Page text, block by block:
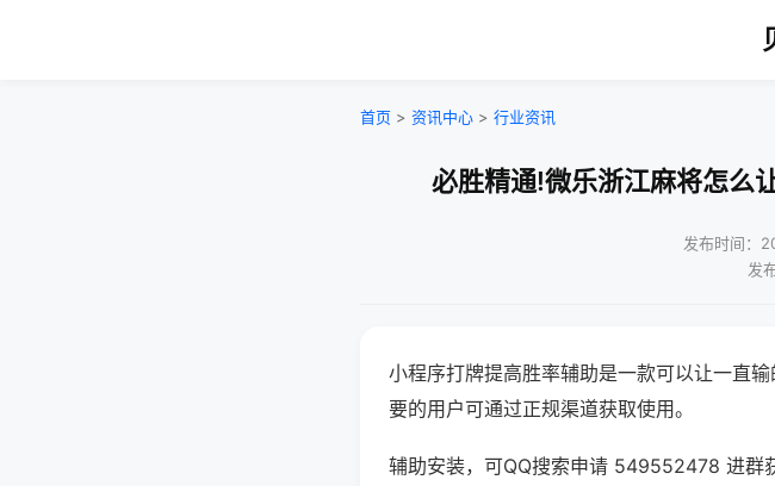
首页 > 资讯中心 > 行业资讯
必胜精通!微乐浙江麻将怎么
发布时间：
发
小程序打牌提高胜率辅助是一款可以让一直
要的用户可通过正规渠道获取使用。
辅助安装，可QQ搜索申请 549552478 进群